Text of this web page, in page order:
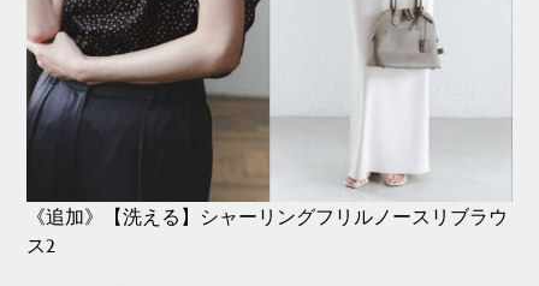
《追加》【洗える】シャーリングフリルノースリブラウ
ス2